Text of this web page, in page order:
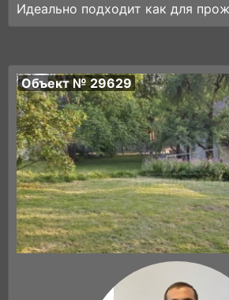
Идеально подходит как для
Объект № 29629